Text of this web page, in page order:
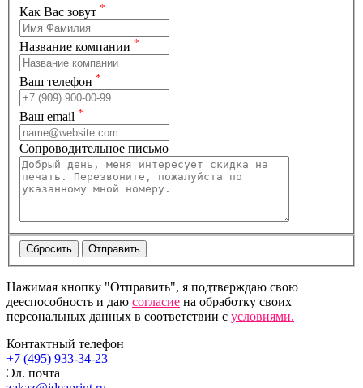
Как Вас зовут *
Название компании *
Ваш телефон *
Ваш email *
Сопроводительное письмо
Нажимая кнопку "Отправить", я подтверждаю свою
дееспособность и даю согласие на обработку своих
персональных данных в соответствии с условиями.
Контактный телефон
+7 (495) 933-34-23
Эл. почта